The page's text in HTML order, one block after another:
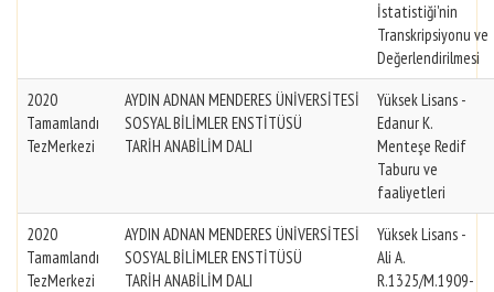
İstatistiği'nin
Transkripsiyonu ve
Değerlendirilmesi
2020
Tamamlandı
TezMerkezi
AYDIN ADNAN MENDERES ÜNİVERSİTESİ
SOSYAL BİLİMLER ENSTİTÜSÜ
TARİH ANABİLİM DALI
Yüksek Lisans -
Edanur K.
Menteşe Redif
Taburu ve
faaliyetleri
2020
Tamamlandı
TezMerkezi
AYDIN ADNAN MENDERES ÜNİVERSİTESİ
SOSYAL BİLİMLER ENSTİTÜSÜ
TARİH ANABİLİM DALI
Yüksek Lisans -
Ali A.
R.1325/M.1909-